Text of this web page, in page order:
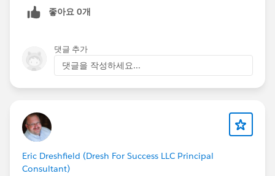
좋아요 0개
댓글 추가
댓글을 작성하세요...
Eric Dreshfield (Dresh For Success LLC Principal
Consultant)